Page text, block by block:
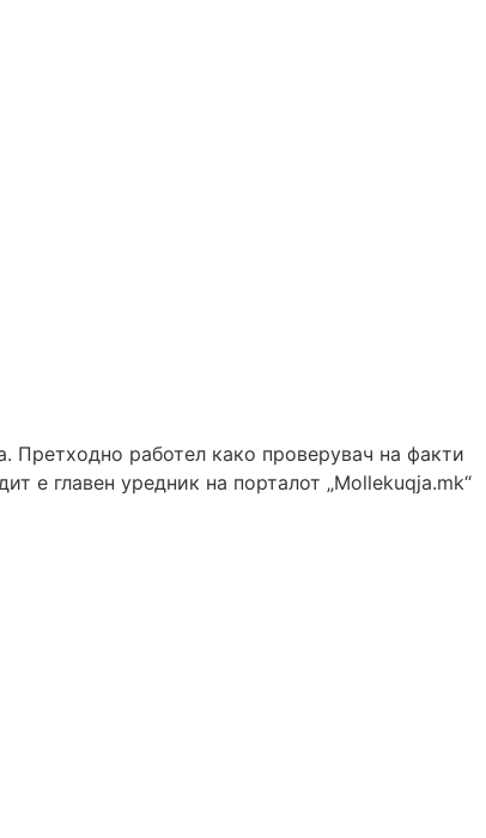
Претходно работел како проверувач на факти
е главен уредник на порталот „Mollekuqja.mk“